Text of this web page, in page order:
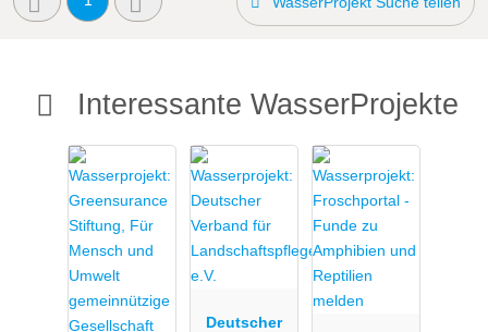
Interessante WasserProjekte
Deutscher